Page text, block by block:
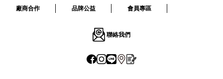
廠商合作
品牌公益 會員專區
聯絡我們